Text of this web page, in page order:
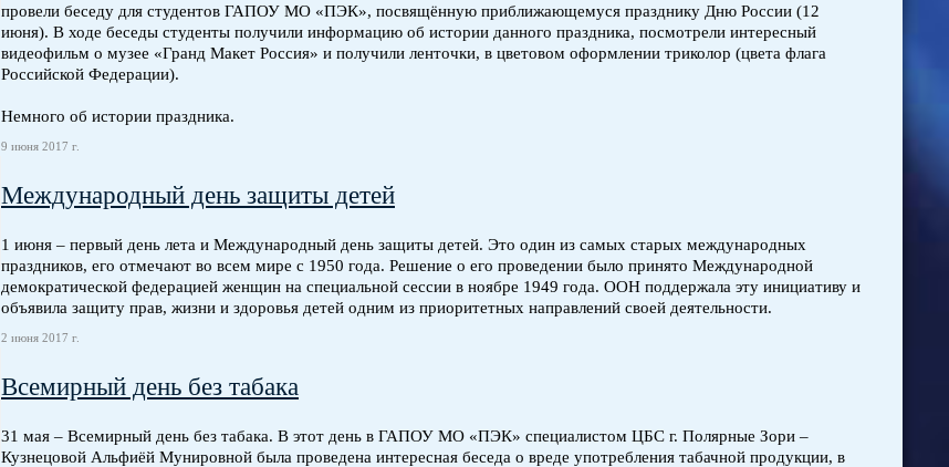
провели беседу для студентов ГАПОУ МО «ПЭК», посвящённую приближающемуся празднику Дню России (12
июня). В ходе беседы студенты получили информацию об истории данного праздника, посмотрели интересный
видеофильм о музее «Гранд Макет Россия» и получили ленточки, в цветовом оформлении триколор (цвета флага
Российской Федерации).
Немного об истории праздника.
9 июня 2017 г.
Международный день защиты детей
1 июня – первый день лета и Международный день защиты детей. Это один из самых старых международных
праздников, его отмечают во всем мире с 1950 года. Решение о его проведении было принято Международной
демократической федерацией женщин на специальной сессии в ноябре 1949 года. ООН поддержала эту инициативу и
объявила защиту прав, жизни и здоровья детей одним из приоритетных направлений своей деятельности.
2 июня 2017 г.
Всемирный день без табака
31 мая – Всемирный день без табака. В этот день в ГАПОУ МО «ПЭК» специалистом ЦБС г. Полярные Зори –
Кузнецовой Альфиёй Мунировной была проведена интересная беседа о вреде употребления табачной продукции, в